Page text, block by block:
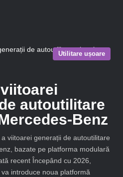
Utilitare ușoare
autoutilitare
Benz
viitoarei generații de autoutilitare
bazate pe platforma modulară
recent Începând cu 2026,
introduce noua platformă